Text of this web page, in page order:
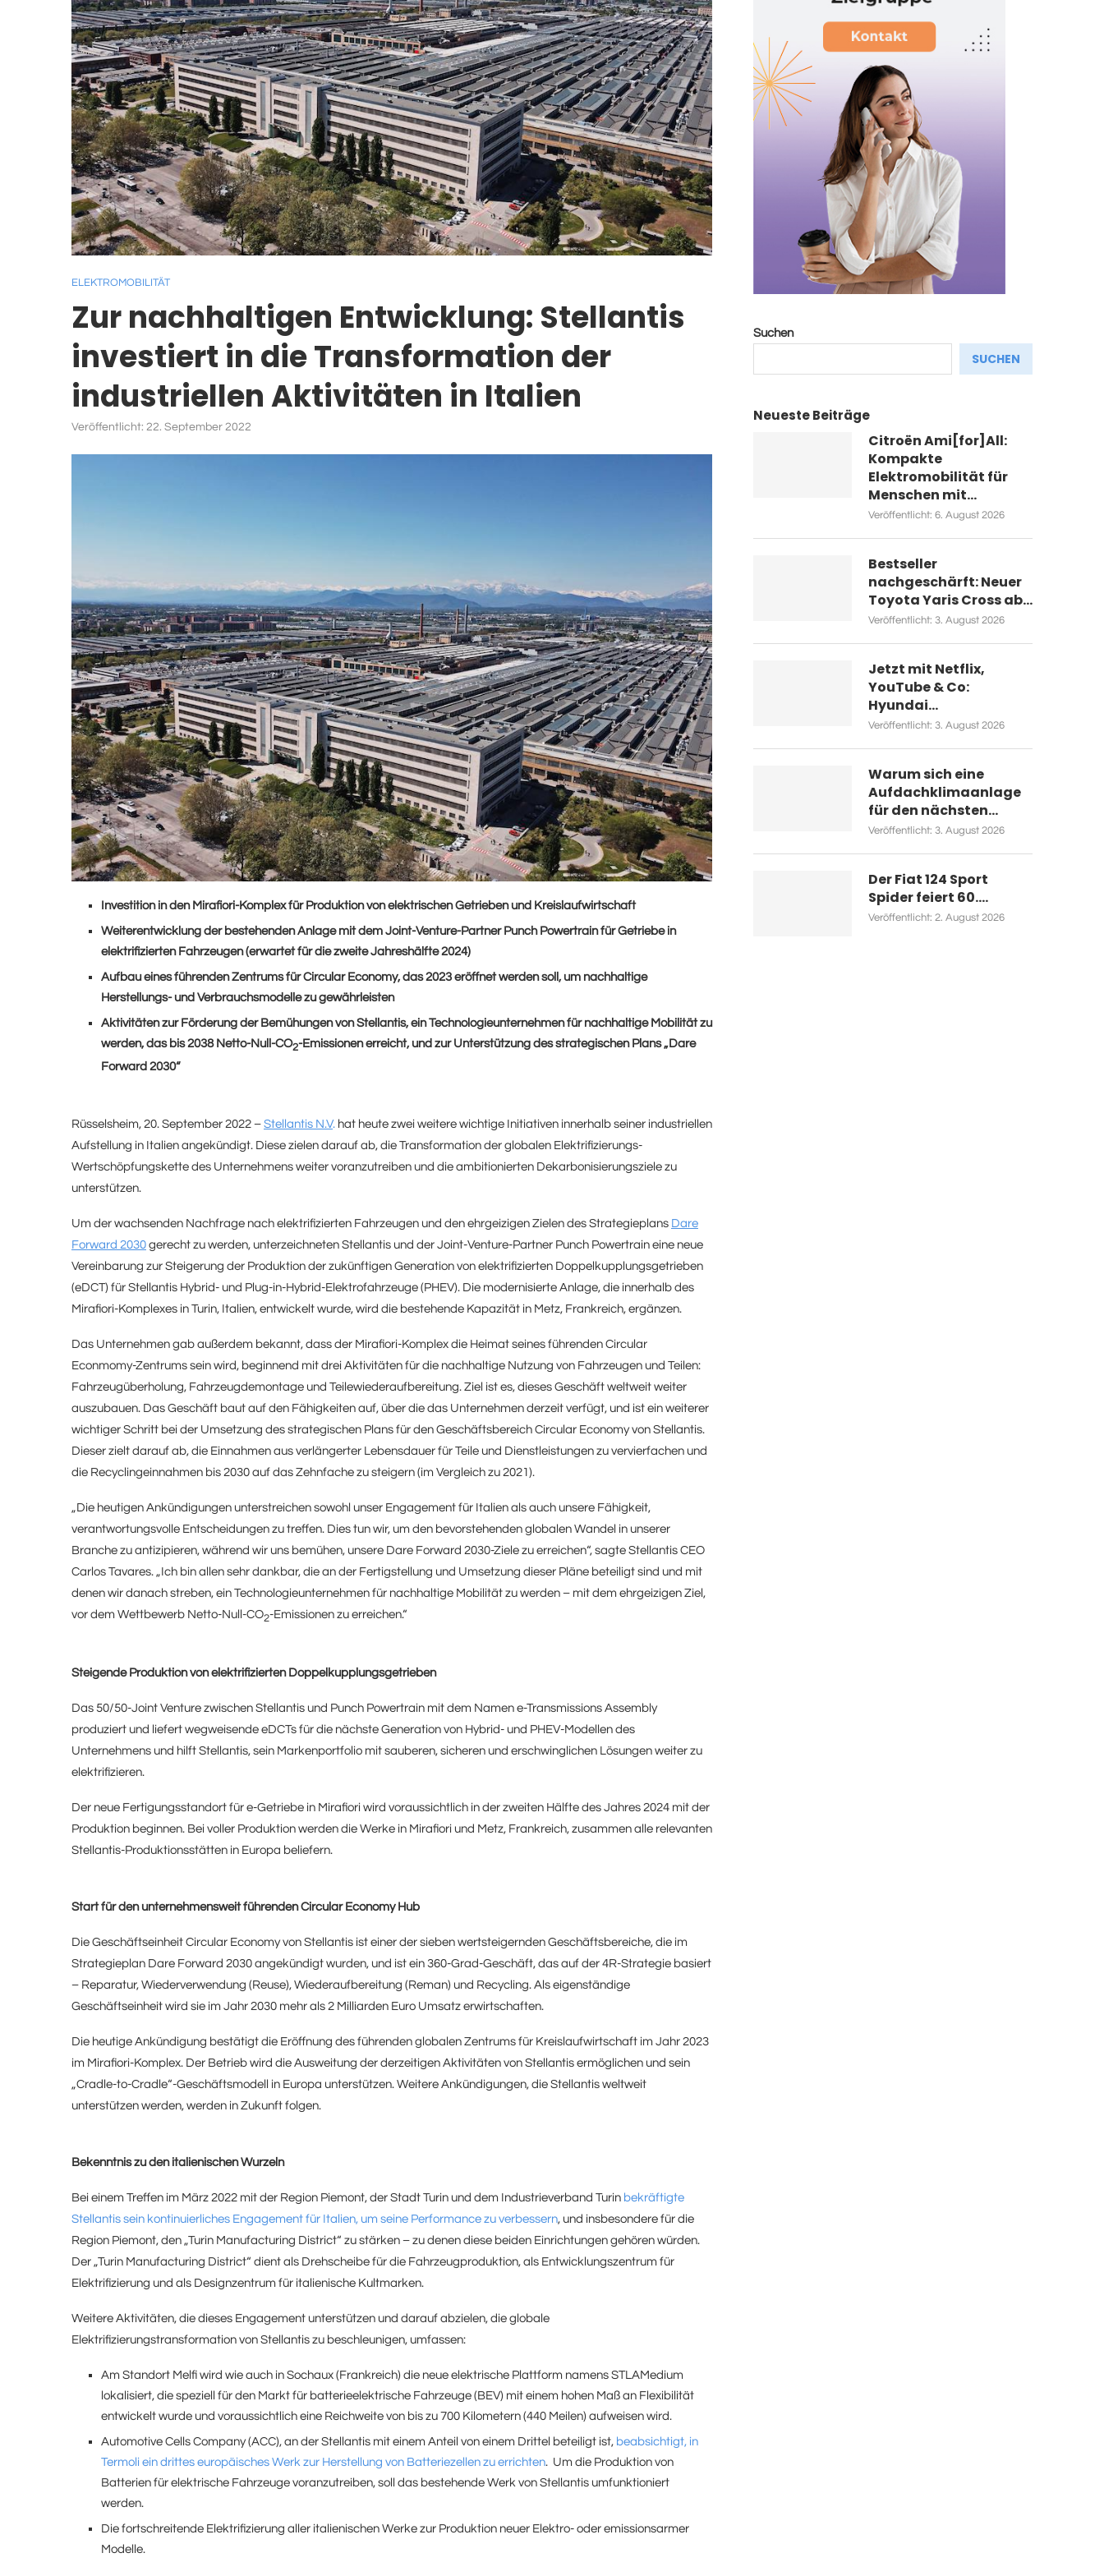
ELEKTROMOBILITÄT
Zur nachhaltigen Entwicklung: Stellantis
investiert in die Transformation der
industriellen Aktivitäten in Italien
Veröffentlicht: 22. September 2022
Investition in den Mirafiori-Komplex für Produktion von elektrischen Getrieben und Kreislaufwirtschaft
Weiterentwicklung der bestehenden Anlage mit dem Joint-Venture-Partner Punch Powertrain für Getriebe in
elektrifizierten Fahrzeugen (erwartet für die zweite Jahreshälfte 2024)
Aufbau eines führenden Zentrums für Circular Economy, das 2023 eröffnet werden soll, um nachhaltige
Herstellungs- und Verbrauchsmodelle zu gewährleisten
Aktivitäten zur Förderung der Bemühungen von Stellantis, ein Technologieunternehmen für nachhaltige Mobilität zu
werden, das bis 2038 Netto-Null-CO2-Emissionen erreicht, und zur Unterstützung des strategischen Plans „Dare
Forward 2030“
Rüsselsheim, 20. September 2022 – Stellantis N.V. hat heute zwei weitere wichtige Initiativen innerhalb seiner industriellen
Aufstellung in Italien angekündigt. Diese zielen darauf ab, die Transformation der globalen Elektrifizierungs-
Wertschöpfungskette des Unternehmens weiter voranzutreiben und die ambitionierten Dekarbonisierungsziele zu
unterstützen.
Um der wachsenden Nachfrage nach elektrifizierten Fahrzeugen und den ehrgeizigen Zielen des Strategieplans Dare
Forward 2030 gerecht zu werden, unterzeichneten Stellantis und der Joint-Venture-Partner Punch Powertrain eine neue
Vereinbarung zur Steigerung der Produktion der zukünftigen Generation von elektrifizierten Doppelkupplungsgetrieben
(eDCT) für Stellantis Hybrid- und Plug-in-Hybrid-Elektrofahrzeuge (PHEV). Die modernisierte Anlage, die innerhalb des
Mirafiori-Komplexes in Turin, Italien, entwickelt wurde, wird die bestehende Kapazität in Metz, Frankreich, ergänzen.
Das Unternehmen gab außerdem bekannt, dass der Mirafiori-Komplex die Heimat seines führenden Circular
Econmomy-Zentrums sein wird, beginnend mit drei Aktivitäten für die nachhaltige Nutzung von Fahrzeugen und Teilen:
Fahrzeugüberholung, Fahrzeugdemontage und Teilewiederaufbereitung. Ziel ist es, dieses Geschäft weltweit weiter
auszubauen. Das Geschäft baut auf den Fähigkeiten auf, über die das Unternehmen derzeit verfügt, und ist ein weiterer
wichtiger Schritt bei der Umsetzung des strategischen Plans für den Geschäftsbereich Circular Economy von Stellantis.
Dieser zielt darauf ab, die Einnahmen aus verlängerter Lebensdauer für Teile und Dienstleistungen zu vervierfachen und
die Recyclingeinnahmen bis 2030 auf das Zehnfache zu steigern (im Vergleich zu 2021).
„Die heutigen Ankündigungen unterstreichen sowohl unser Engagement für Italien als auch unsere Fähigkeit,
verantwortungsvolle Entscheidungen zu treffen. Dies tun wir, um den bevorstehenden globalen Wandel in unserer
Branche zu antizipieren, während wir uns bemühen, unsere Dare Forward 2030-Ziele zu erreichen“, sagte Stellantis CEO
Carlos Tavares. „Ich bin allen sehr dankbar, die an der Fertigstellung und Umsetzung dieser Pläne beteiligt sind und mit
denen wir danach streben, ein Technologieunternehmen für nachhaltige Mobilität zu werden – mit dem ehrgeizigen Ziel,
vor dem Wettbewerb Netto-Null-CO2-Emissionen zu erreichen.“
Steigende Produktion von elektrifizierten Doppelkupplungsgetrieben
Das 50/50-Joint Venture zwischen Stellantis und Punch Powertrain mit dem Namen e-Transmissions Assembly
produziert und liefert wegweisende eDCTs für die nächste Generation von Hybrid- und PHEV-Modellen des
Unternehmens und hilft Stellantis, sein Markenportfolio mit sauberen, sicheren und erschwinglichen Lösungen weiter zu
elektrifizieren.
Der neue Fertigungsstandort für e-Getriebe in Mirafiori wird voraussichtlich in der zweiten Hälfte des Jahres 2024 mit der
Produktion beginnen. Bei voller Produktion werden die Werke in Mirafiori und Metz, Frankreich, zusammen alle relevanten
Stellantis-Produktionsstätten in Europa beliefern.
Start für den unternehmensweit führenden Circular Economy Hub
Die Geschäftseinheit Circular Economy von Stellantis ist einer der sieben wertsteigernden Geschäftsbereiche, die im
Strategieplan Dare Forward 2030 angekündigt wurden, und ist ein 360-Grad-Geschäft, das auf der 4R-Strategie basiert
– Reparatur, Wiederverwendung (Reuse), Wiederaufbereitung (Reman) und Recycling. Als eigenständige
Geschäftseinheit wird sie im Jahr 2030 mehr als 2 Milliarden Euro Umsatz erwirtschaften.
Die heutige Ankündigung bestätigt die Eröffnung des führenden globalen Zentrums für Kreislaufwirtschaft im Jahr 2023
im Mirafiori-Komplex. Der Betrieb wird die Ausweitung der derzeitigen Aktivitäten von Stellantis ermöglichen und sein
„Cradle-to-Cradle“-Geschäftsmodell in Europa unterstützen. Weitere Ankündigungen, die Stellantis weltweit
unterstützen werden, werden in Zukunft folgen.
Bekenntnis zu den italienischen Wurzeln
Bei einem Treffen im März 2022 mit der Region Piemont, der Stadt Turin und dem Industrieverband Turin bekräftigte
Stellantis sein kontinuierliches Engagement für Italien, um seine Performance zu verbessern, und insbesondere für die
Region Piemont, den „Turin Manufacturing District“ zu stärken – zu denen diese beiden Einrichtungen gehören würden.
Der „Turin Manufacturing District“ dient als Drehscheibe für die Fahrzeugproduktion, als Entwicklungszentrum für
Elektrifizierung und als Designzentrum für italienische Kultmarken.
Weitere Aktivitäten, die dieses Engagement unterstützen und darauf abzielen, die globale
Elektrifizierungstransformation von Stellantis zu beschleunigen, umfassen:
Am Standort Melfi wird wie auch in Sochaux (Frankreich) die neue elektrische Plattform namens STLAMedium
lokalisiert, die speziell für den Markt für batterieelektrische Fahrzeuge (BEV) mit einem hohen Maß an Flexibilität
entwickelt wurde und voraussichtlich eine Reichweite von bis zu 700 Kilometern (440 Meilen) aufweisen wird.
Automotive Cells Company (ACC), an der Stellantis mit einem Anteil von einem Drittel beteiligt ist, beabsichtigt, in
Termoli ein drittes europäisches Werk zur Herstellung von Batteriezellen zu errichten. Um die Produktion von
Batterien für elektrische Fahrzeuge voranzutreiben, soll das bestehende Werk von Stellantis umfunktioniert
werden.
Die fortschreitende Elektrifizierung aller italienischen Werke zur Produktion neuer Elektro- oder emissionsarmer
Modelle.
Suchen
SUCHEN
Neueste Beiträge
Citroën Ami[for]All:
Kompakte
Elektromobilität für
Menschen mit...
Veröffentlicht: 6. August 2026
Bestseller
nachgeschärft: Neuer
Toyota Yaris Cross ab...
Veröffentlicht: 3. August 2026
Jetzt mit Netflix,
YouTube & Co:
Hyundai...
Veröffentlicht: 3. August 2026
Warum sich eine
Aufdachklimaanlage
für den nächsten...
Veröffentlicht: 3. August 2026
Der Fiat 124 Sport
Spider feiert 60....
Veröffentlicht: 2. August 2026